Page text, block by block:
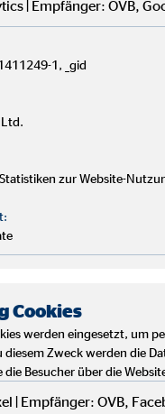
entspannten
kennenzulernen.
Finanzlösungen.
aktuell zu halten,
an.
uns an erster Stelle.
dich selbst von
| Empfänger: OVB,
1, _gid
zur Website-
Cookies
werden eingesetzt, um
diesem Zweck werden die
Besucher über die
| Empfänger: OVB,